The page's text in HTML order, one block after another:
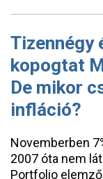
Tizennégy
kopogtat
De mikor
infláció?
Novemberben
2007 óta nem
Portfolio